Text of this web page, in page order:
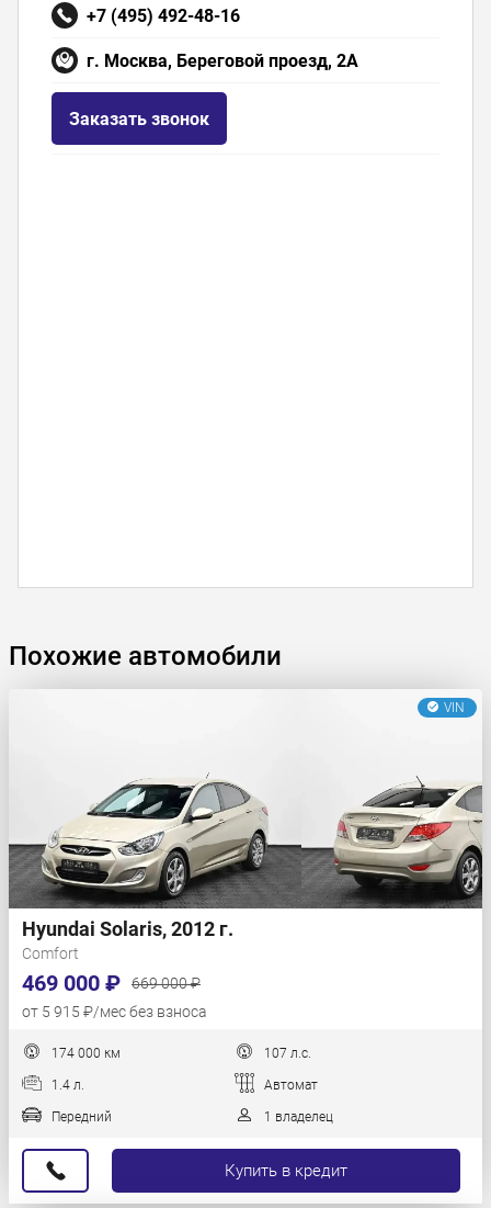
+7 (495) 492-48-16
г. Москва, Береговой проезд, 2А
Заказать звонок
Похожие автомобили
VIN
Hyundai Solaris, 2012 г.
Comfort
469 000 ₽
669 000 ₽
от 5 915 ₽/мес без взноса
174 000 км 107 л.с.
1.4 л. Автомат
Передний 1 владелец
Купить в кредит